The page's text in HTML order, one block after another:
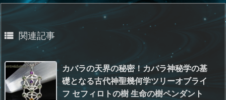
 関連記事
カバラの天界の秘密！カバラ神秘学の基
礎となる古代神聖幾何学ツリーオブライ
フ セフィロトの樹 生命の樹ペンダント